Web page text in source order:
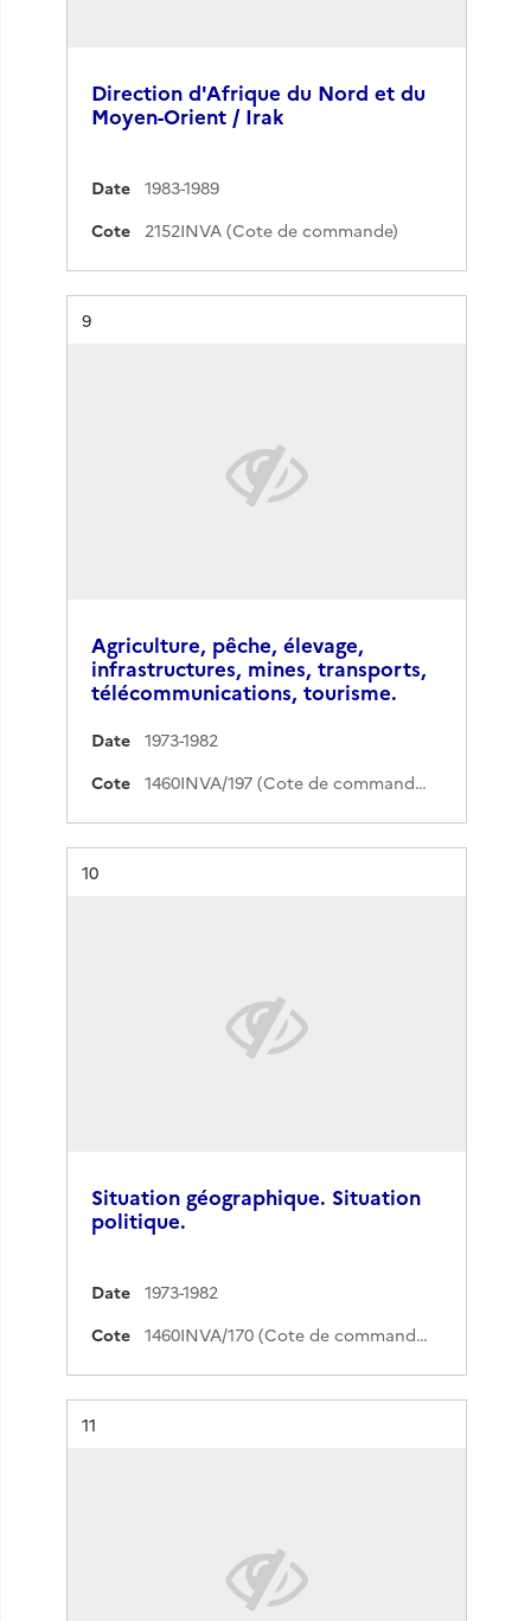
Direction d'Afrique du Nord et du
Moyen-Orient / Irak
Date
1983-1989
Cote
2152INVA (Cote de commande)
Résultat n°
9
Agriculture, pêche, élevage,
infrastructures, mines, transports,
télécommunications, tourisme.
Date
1973-1982
Cote
1460INVA/197 (Cote de commande)
Résultat n°
10
Situation géographique. Situation
politique.
Date
1973-1982
Cote
1460INVA/170 (Cote de commande)
Résultat n°
11